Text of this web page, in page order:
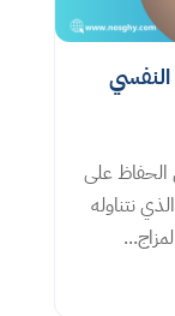
النفسي
الحفاظ على
نتناوله